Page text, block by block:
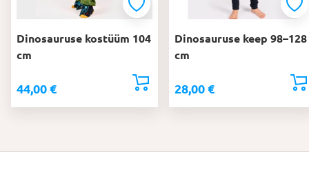
Dinosauruse kostüüm 104
cm
44,00 €
Dinosauruse keep 98–128
cm
28,00 €